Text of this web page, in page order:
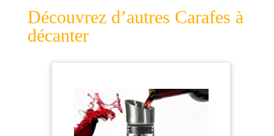
Découvrez d’autres Carafes à
décanter